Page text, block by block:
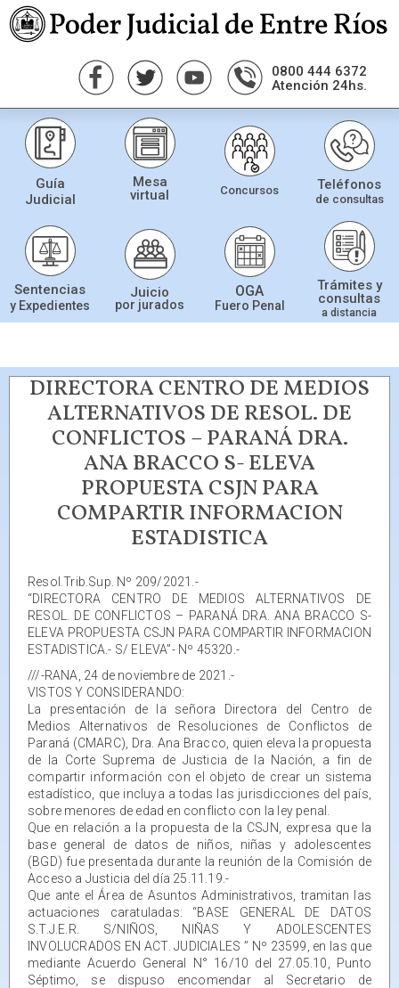
0800 444 6372
Atención 24hs.
Guía
Judicial
Mesa
virtual
Concursos Teléfonos
de consultas
Sentencias
y Expedientes
Juicio
por jurados
OGA
Fuero Penal
Trámites y
consultas
a distancia
DIRECTORA CENTRO DE MEDIOS
ALTERNATIVOS DE RESOL. DE
CONFLICTOS – PARANÁ DRA.
ANA BRACCO S- ELEVA
PROPUESTA CSJN PARA
COMPARTIR INFORMACION
ESTADISTICA
Resol.Trib.Sup. Nº 209/2021.-
“DIRECTORA CENTRO DE MEDIOS ALTERNATIVOS DE
RESOL. DE CONFLICTOS – PARANÁ DRA. ANA BRACCO S-
ELEVA PROPUESTA CSJN PARA COMPARTIR INFORMACION
ESTADISTICA.- S/ ELEVA”- Nº 45320.-
///-RANA, 24 de noviembre de 2021.-
VISTOS Y CONSIDERANDO:
La presentación de la señora Directora del Centro de
Medios Alternativos de Resoluciones de Conflictos de
Paraná (CMARC), Dra. Ana Bracco, quien eleva la propuesta
de la Corte Suprema de Justicia de la Nación, a fin de
compartir información con el objeto de crear un sistema
estadístico, que incluya a todas las jurisdicciones del país,
sobre menores de edad en conflicto con la ley penal.
Que en relación a la propuesta de la CSJN, expresa que la
base general de datos de niños, niñas y adolescentes
(BGD) fue presentada durante la reunión de la Comisión de
Acceso a Justicia del día 25.11.19.-
Que ante el Área de Asuntos Administrativos, tramitan las
actuaciones caratuladas: “BASE GENERAL DE DATOS
S.T.J.E.R. S/NIÑOS, NIÑAS Y ADOLESCENTES
INVOLUCRADOS EN ACT. JUDICIALES ” Nº 23599, en las que
mediante Acuerdo General N° 16/10 del 27.05.10, Punto
Séptimo, se dispuso encomendar al Secretario de